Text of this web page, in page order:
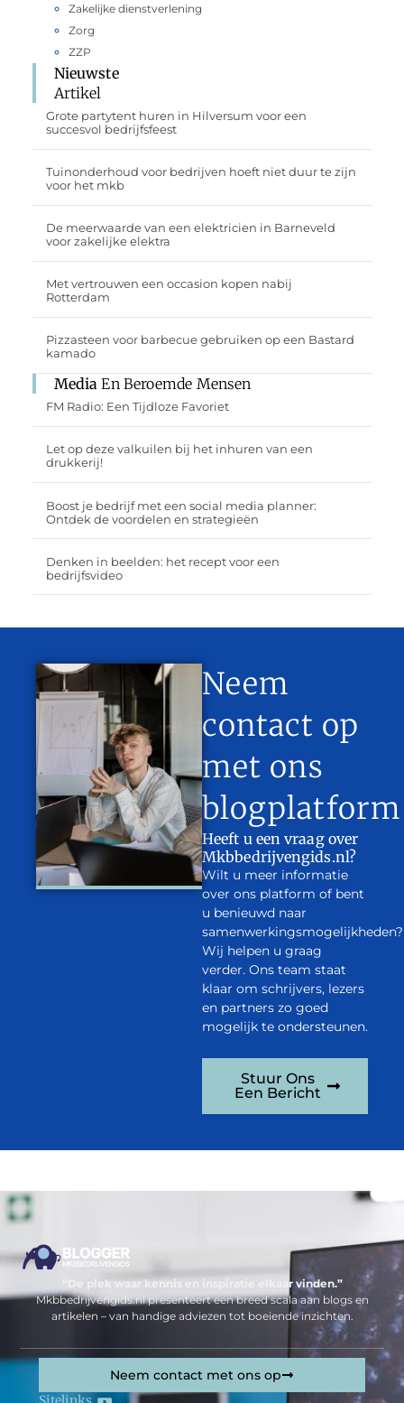
Zakelijke dienstverlening
Zorg
ZZP
Nieuwste
Artikel
Grote partytent huren in Hilversum voor een
succesvol bedrijfsfeest
Tuinonderhoud voor bedrijven hoeft niet duur te zijn
voor het mkb
De meerwaarde van een elektricien in Barneveld
voor zakelijke elektra
Met vertrouwen een occasion kopen nabij
Rotterdam
Pizzasteen voor barbecue gebruiken op een Bastard
kamado
Media En Beroemde Mensen
FM Radio: Een Tijdloze Favoriet
Let op deze valkuilen bij het inhuren van een
drukkerij!
Boost je bedrijf met een social media planner:
Ontdek de voordelen en strategieën
Denken in beelden: het recept voor een
bedrijfsvideo
Neem
contact op
met ons
blogplatform
Heeft u een vraag over
Mkbbedrijvengids.nl?
Wilt u meer informatie
over ons platform of bent
u benieuwd naar
samenwerkingsmogelijkheden?
Wij helpen u graag
verder. Ons team staat
klaar om schrijvers, lezers
en partners zo goed
mogelijk te ondersteunen.
Stuur Ons
Een Bericht
“De plek waar kennis en inspiratie elkaar vinden.”
Mkbbedrijvengids.nl presenteert een breed scala aan blogs en
artikelen – van handige adviezen tot boeiende inzichten.
Neem contact met ons op